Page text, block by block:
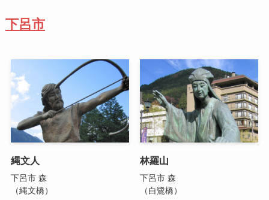
下呂市
縄文人
下呂市 森
（縄文橋）
林羅山
下呂市 森
（白鷺橋）